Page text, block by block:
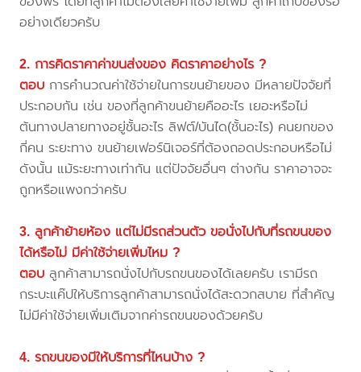
อย่างเดียวครับ
2. การคิดราคาค่าขนส่งของ คิดราคาอย่างไร ?
ตอบ การคำนวณค่าใช้จ่ายในการขนย้ายของ มีหลายปัจจัยที่
ประกอบกัน เช่น ของที่ลูกค้าขนย้ายคืออะไร เยอะหรือไม่
ต้นทางปลายทางอยู่ชั้นอะไร ลิฟต์/บันได(ชั้นอะไร) คนยกของ
กี่คน ระยะทาง ขนย้ายเฟอร์นิเจอร์ที่ต้องถอดประกอบหรือไม่
ดังนั้น แม้ระยะทางเท่ากัน แต่ปัจจัยอื่นๆ ต่างกัน ราคาอาจจะ
ถูกหรือแพงกว่าครับ
3. ลูกค้าย้ายห้อง แต่ไม่มีรถส่วนตัว ขอนั่งไปกับที่รถขนของ
ได้หรือไม่ มีค่าใช้จ่ายเพิ่มไหม ?
ตอบ ลูกค้าสามารถนั่งไปกับรถขนของได้เลยครับ เรามีรถ
กระบะแค๊ปให้บริการลูกค้าสามารถนั่งได้สะดวกสบาย ที่สำคัญ
ไม่มีค่าใช้จ่ายเพิ่มเติมจากค่ารถขนของด้วยครับ
4. รถขนของมีให้บริการที่ไหนบ้าง ?